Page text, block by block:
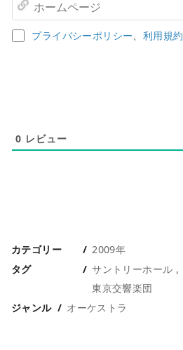
プライバシーポリシー、 利用規約
0 レビュー
カテゴリー
2009年
タグ
サントリーホール
東京交響楽団
ジャンル
オーケストラ